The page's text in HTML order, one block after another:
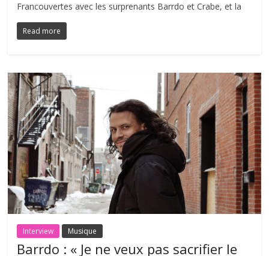
Francouvertes avec les surprenants Barrdo et Crabe, et la
Read more
Interview Musique
Barrdo : « Je ne veux pas sacrifier le